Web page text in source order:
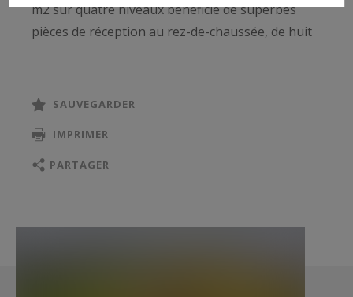
m2 sur quatre niveaux bénéficie de superbes
pièces de réception au rez-de-chaussée, de huit
confèrent un cachet indéniable à la bâtisse : tour
cylindrique, toiture en ardoise, perron, balustres
hexagonale côté parc, etc.
SAUVEGARDER
IMPRIMER
PARTAGER